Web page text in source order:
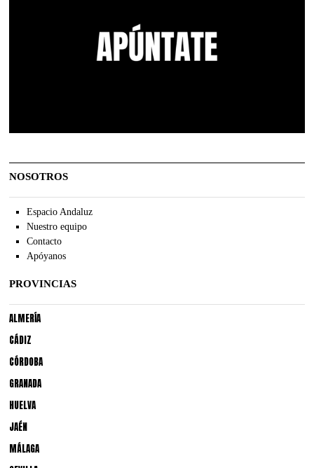
NOSOTROS
Espacio Andaluz
Nuestro equipo
Contacto
Apóyanos
PROVINCIAS
ALMERÍA
CÁDIZ
CÓRDOBA
GRANADA
HUELVA
JAÉN
MÁLAGA